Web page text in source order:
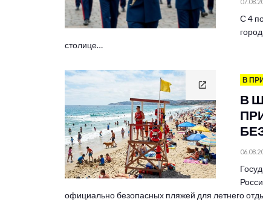
С 4
столице…
В
В
официально безопасных пляжей для летнего